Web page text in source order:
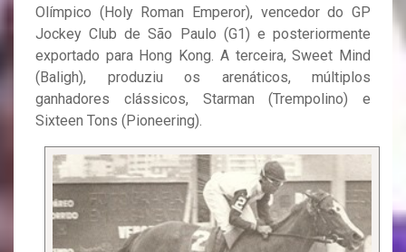
Olímpico (Holy Roman Emperor), vencedor do GP
Jockey Club de São Paulo (G1) e posteriormente
exportado para Hong Kong. A terceira, Sweet Mind
(Baligh), produziu os arenáticos, múltiplos
ganhadores clássicos, Starman (Trempolino) e
Sixteen Tons (Pioneering).